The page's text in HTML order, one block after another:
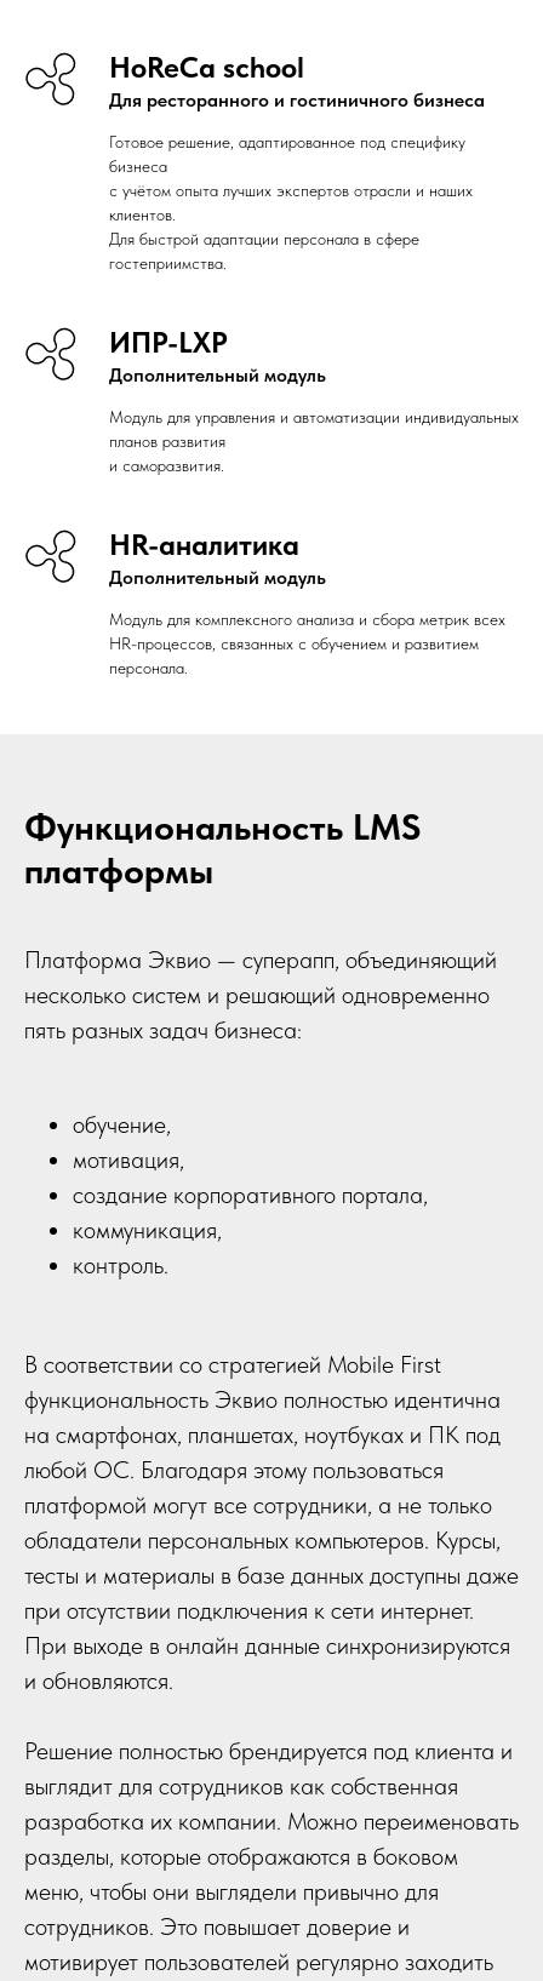
HoReCa school
Для ресторанного и гостиничного бизнеса
Готовое решение, адаптированное под специфику
бизнеса
с учётом опыта лучших экспертов отрасли и наших
клиентов.
Для быстрой адаптации персонала в сфере
гостеприимства.
ИПР-LXP
Дополнительный модуль
Модуль для управления и автоматизации индивидуальных
планов развития
и саморазвития.
HR-аналитика
Дополнительный модуль
Модуль для комплексного анализа и сбора метрик всех
HR-процессов, связанных с обучением и развитием
персонала.
Функциональность LMS
платформы
Платформа Эквио — суперапп, объединяющий
несколько систем и решающий одновременно
пять разных задач бизнеса:
обучение,
мотивация,
создание корпоративного портала,
коммуникация,
контроль.
В соответствии со стратегией Mobile First
функциональность Эквио полностью идентична
на смартфонах, планшетах, ноутбуках и ПК под
любой ОС. Благодаря этому пользоваться
платформой могут все сотрудники, а не только
обладатели персональных компьютеров. Курсы,
тесты и материалы в базе данных доступны даже
при отсутствии подключения к сети интернет.
При выходе в онлайн данные синхронизируются
и обновляются.
Решение полностью брендируется под клиента и
выглядит для сотрудников как собственная
разработка их компании. Можно переименовать
разделы, которые отображаются в боковом
меню, чтобы они выглядели привычно для
сотрудников. Это повышает доверие и
мотивирует пользователей регулярно заходить